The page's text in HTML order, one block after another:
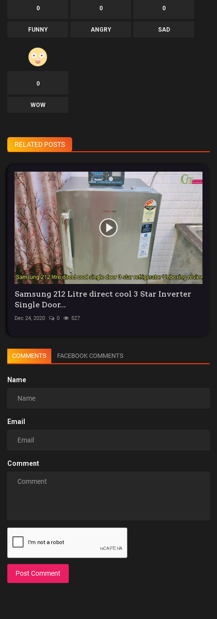
0
FUNNY
0
ANGRY
0
SAD
0
WOW
RELATED POSTS
Samsung 212 Litre direct cool 3 Star Inverter
Single Door...
Dec 24, 2020 0 527
COMMENTS FACEBOOK COMMENTS
Name
Email
Comment
Post Comment